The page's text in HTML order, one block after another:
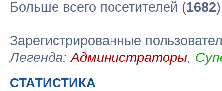
Больше всего посетителей (1682
Зарегистрированные
Легенда:Администраторы,
СТАТИСТИКА